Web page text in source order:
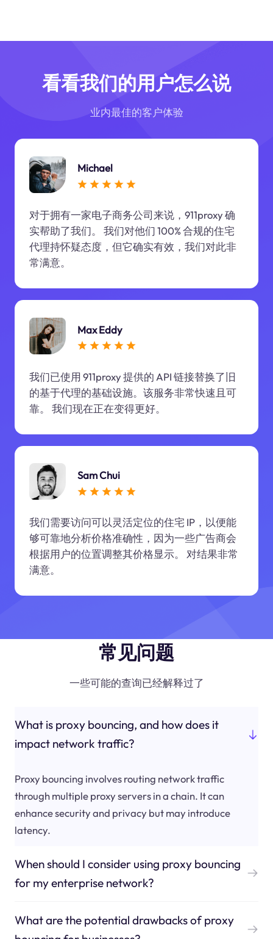
看看我们的用户怎么说
业内最佳的客户体验
Michael
对于拥有一家电子商务公司来说，911proxy 确
实帮助了我们。 我们对他们 100% 合规的住宅
代理持怀疑态度，但它确实有效，我们对此非
常满意。
Max Eddy
我们已使用 911proxy 提供的 API 链接替换了旧
的基于代理的基础设施。该服务非常快速且可
靠。 我们现在正在变得更好。
Sam Chui
我们需要访问可以灵活定位的住宅 IP，以便能
够可靠地分析价格准确性，因为一些广告商会
根据用户的位置调整其价格显示。 对结果非常
满意。
常见问题
一些可能的查询已经解释过了
What is proxy bouncing, and how does it
impact network traffic?
Proxy bouncing involves routing network traffic
through multiple proxy servers in a chain. It can
enhance security and privacy but may introduce
latency.
When should I consider using proxy bouncing
for my enterprise network?
What are the potential drawbacks of proxy